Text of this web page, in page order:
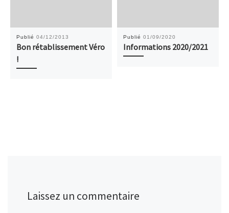
Publié 04/12/2013
Bon rétablissement Véro
!
Publié 01/09/2020
Informations 2020/2021
Laissez un commentaire